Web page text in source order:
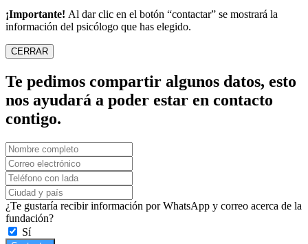
¡Importante! Al dar clic en el botón “contactar” se mostrará la
información del psicólogo que has elegido.
CERRAR
Te pedimos compartir algunos datos, esto
nos ayudará a poder estar en contacto
contigo.
¿Te gustaría recibir información por WhatsApp y correo acerca de la
fundación?
Sí